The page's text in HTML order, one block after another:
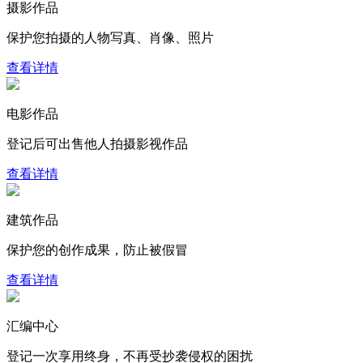
摄影作品
保护您拍摄的人物写真、肖像、照片
查看详情
电影作品
登记后可出售他人拍摄影视作品
查看详情
建筑作品
保护您的创作成果，防止被假冒
查看详情
汇编中心
登记一次享用终身，不再受抄袭侵权的困扰